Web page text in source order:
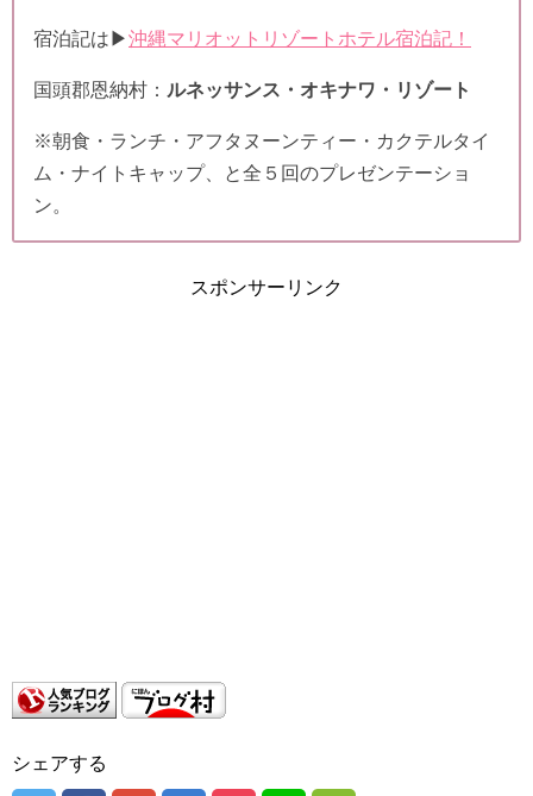
宿泊記は▶沖縄マリオットリゾートホテル宿泊記！
国頭郡恩納村： ルネッサンス・オキナワ・リゾート
※朝食・ランチ・アフタヌーンティー・カクテルタイ
ム・ナイトキャップ、と全５回のプレゼンテーショ
ン。
スポンサーリンク
シェアする